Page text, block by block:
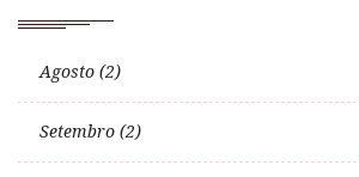
Agosto (2)
Setembro (2)